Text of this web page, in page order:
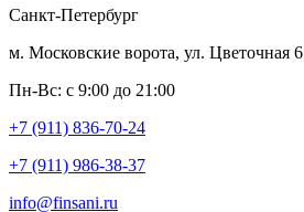
Санкт-Петербург
м. Московские ворота, ул. Цветочная 6
Пн-Вс: с 9:00 до 21:00
+7 (911) 836-70-24
+7 (911) 986-38-37
info@finsani.ru